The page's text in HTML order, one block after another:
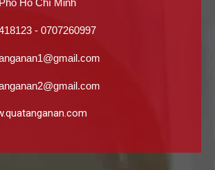
Hồ Chí Minh
- 0707260997